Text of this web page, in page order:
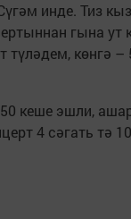
инде. Тиз
гына ут
түләдем, көнгә
кеше эшли,
4 сәгать тә